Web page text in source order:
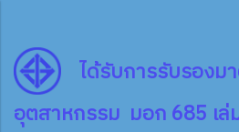
ได้รับการรับรอง
อุตสาหกรรม มอก 685 เล่